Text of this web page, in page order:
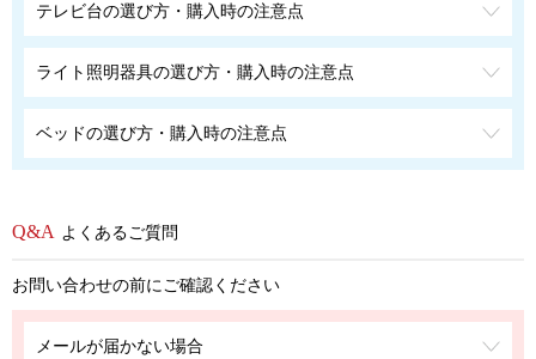
テレビ台の選び方・購入時の注意点
ライト照明器具の選び方・購入時の注意点
ベッドの選び方・購入時の注意点
よくあるご質問
お問い合わせの前にご確認ください
メールが届かない場合